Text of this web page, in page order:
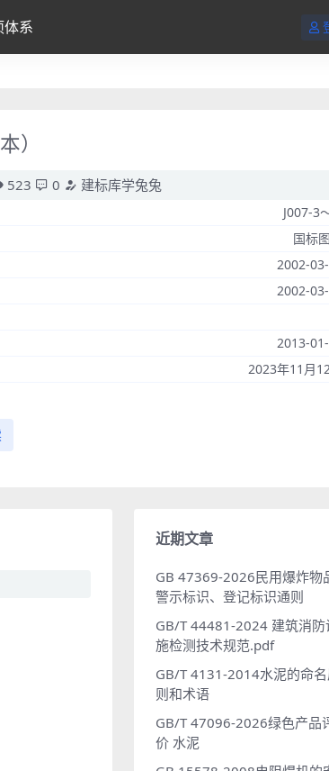
体系
）
523 0
建标库学兔兔
J007-3
国标
2002-
2002-
2013-
2023年11月
近期文章
GB 47369-2026民用爆炸物
警示标识、登记标识通则
GB/T 44481-2024 建筑消防
施检测技术规范.pdf
GB/T 4131-2014水泥的命
则和术语
GB/T 47096-2026绿色产品
价 水泥